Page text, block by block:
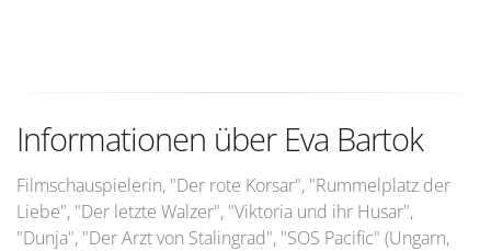
Informationen über Eva Bartok
Filmschauspielerin, "Der rote Korsar", "Rummelplatz der
Liebe", "Der letzte Walzer", "Viktoria und ihr Husar",
"Dunja", "Der Arzt von Stalingrad", "SOS Pacific" (Ungarn,